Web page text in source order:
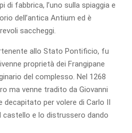
fabbrica, l’uno sulla spiaggia e
dell’antica Antium ed è
saccheggi.
allo Stato Pontificio, fu
proprietà dei Frangipane
del complesso. Nel 1268
ma venne tradito da Giovanni
decapitato per volere di Carlo II
castello e lo distrussero dando